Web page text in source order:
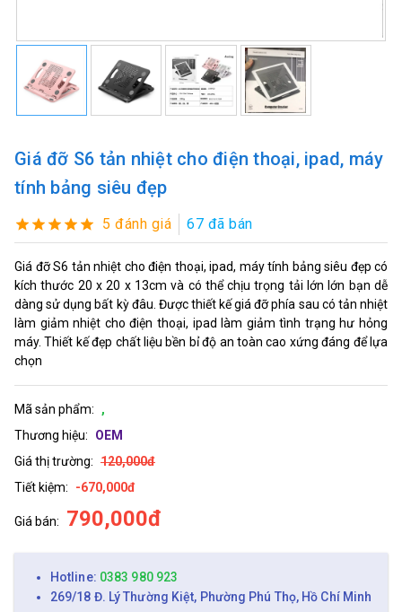
Giá đỡ S6 tản nhiệt cho điện thoại, ipad, máy
tính bảng siêu đẹp
5 đánh giá 67 đã bán
Giá đỡ S6 tản nhiệt cho điện thoại, ipad, máy tính bảng siêu đẹp có
kích thước 20 x 20 x 13cm và có thể chịu trọng tải lớn lớn bạn dễ
dàng sử dụng bất kỳ đâu. Được thiết kế giá đỡ phía sau có tản nhiệt
làm giảm nhiệt cho điện thoại, ipad làm giảm tình trạng hư hỏng
máy. Thiết kế đẹp chất liệu bền bỉ độ an toàn cao xứng đáng để lựa
chọn
Mã sản phẩm:
,
Thương hiệu:
OEM
Giá thị trường: 120,000đ
Tiết kiệm:
-670,000đ
Giá bán: 790,000đ
Hotline: 0383 980 923
269/18 Đ. Lý Thường Kiệt, Phường Phú Thọ, Hồ Chí Minh